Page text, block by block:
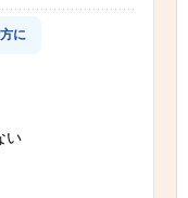
に
い